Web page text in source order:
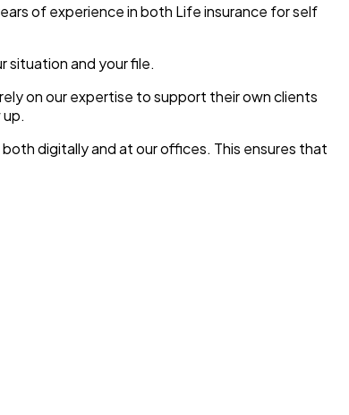
of experience in both Life insurance for self
situation and your file.
on our expertise to support their own clients
digitally and at our offices. This ensures that